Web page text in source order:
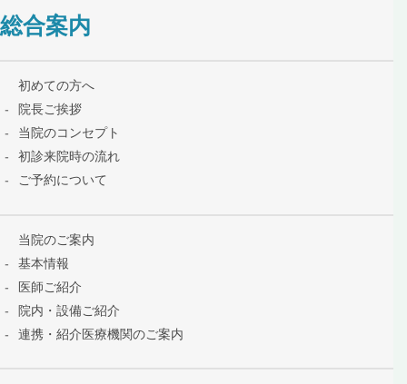
総合案内
初めての方へ
院長ご挨拶
当院のコンセプト
初診来院時の流れ
ご予約について
当院のご案内
基本情報
医師ご紹介
院内・設備ご紹介
連携・紹介医療機関のご案内